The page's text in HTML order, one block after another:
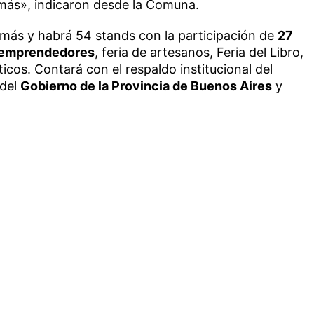
indicaron desde la Comuna.
y habrá 54 stands con la participación de 27
, feria de artesanos, Feria del Libro,
Contará con el respaldo institucional del
Gobierno de la Provincia de Buenos Airesy